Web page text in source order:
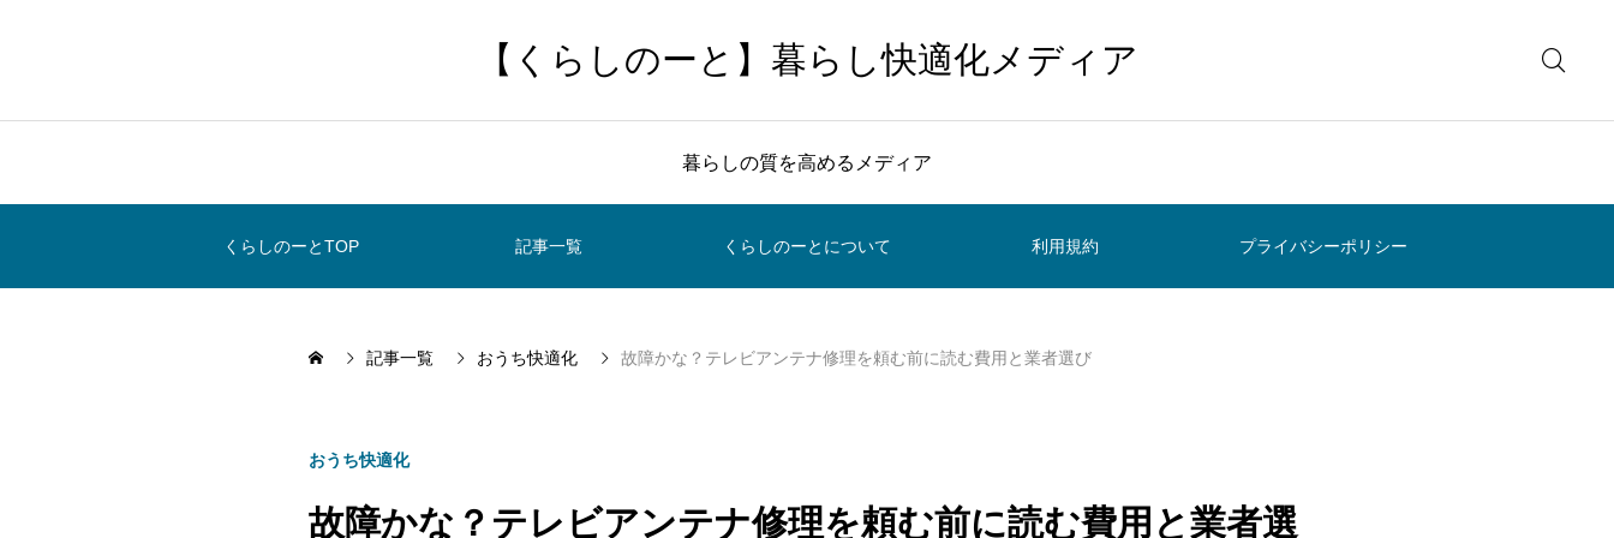
【くらしのーと】暮らし快適化メディア
暮らしの質を高めるメディア
くらしのーとTOP 記事一覧 くらしのーとについて 利用規約 プライバシーポリシー
記事一覧 おうち快適化 故障かな？テレビアンテナ修理を頼む前に読む費用と業者選び
おうち快適化
故障かな？テレビアンテナ修理を頼む前に読む費用と業者選